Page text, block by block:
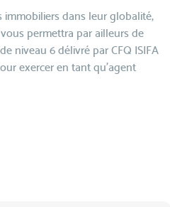
immobiliers dans leur globalité,
permettra par ailleurs de
de niveau 6 délivré par CFQ ISIFA
exercer en tant qu’agent